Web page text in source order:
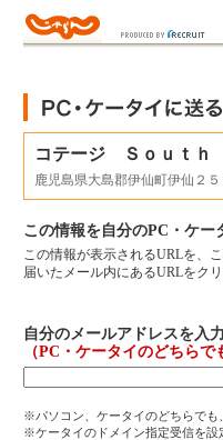
コテージ Ｓｏｕｔ
鹿児島県大島郡伊仙町伊仙２５
この情報を自分のPC・ケー
この情報が表示されるURLを、
届いたメール内にあるURLをク
自分のメールアドレスを入
（PC・ケータイのどちらで
※パソコン、ケータイのどちらでも
※ケータイのドメイン指定受信を設